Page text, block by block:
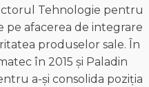
Tehnologie pentru
pe afacerea de integrare
produselor sale. În
în 2015 și Paladin
a-și consolida poziția